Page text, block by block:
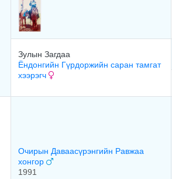
Зулын Загдаа
Ёндонгийн Гүрдоржийн саран тамгат
хээрэгч
Очирын Даваасүрэнгийн Равжаа
хонгор
1991